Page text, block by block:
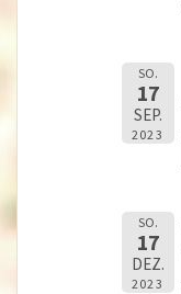
SO.
17
SEP.
2023
SO.
17
DEZ.
2023